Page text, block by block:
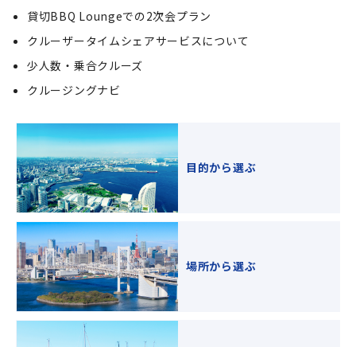
貸切BBQ Loungeでの2次会プラン
クルーザータイムシェアサービスについて
少人数・乗合クルーズ
クルージングナビ
目的から選ぶ
場所から選ぶ